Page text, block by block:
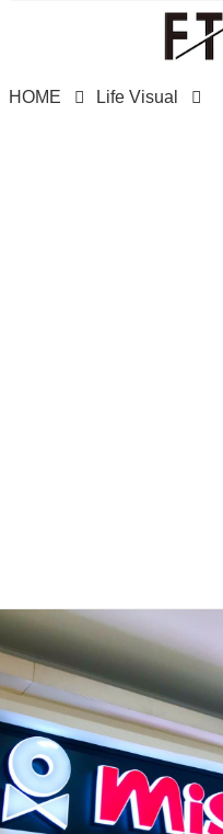
HOME Life Visual